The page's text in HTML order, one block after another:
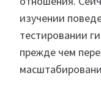
изучении
тестировании
прежде чем